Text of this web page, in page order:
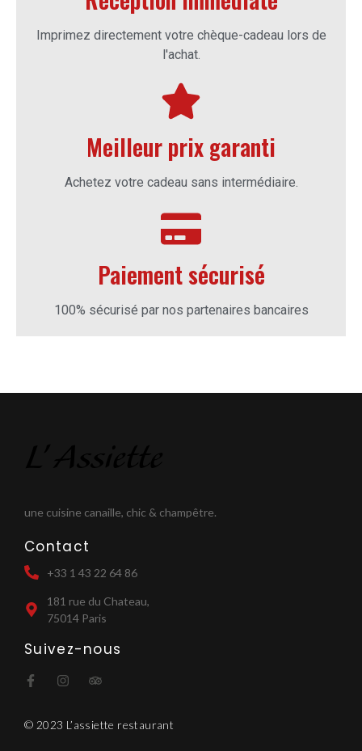
Imprimez directement votre chèque-cadeau lors de
l'achat.
Meilleur prix garanti
Achetez votre cadeau sans intermédiaire.
Paiement sécurisé
100% sécurisé par nos partenaires bancaires
une cuisine canaille, chic & champêtre.
Contact
+33 1 43 22 64 86
181 rue du Chateau,
75014 Paris
Suivez-nous
© 2023 L’assiette restaurant